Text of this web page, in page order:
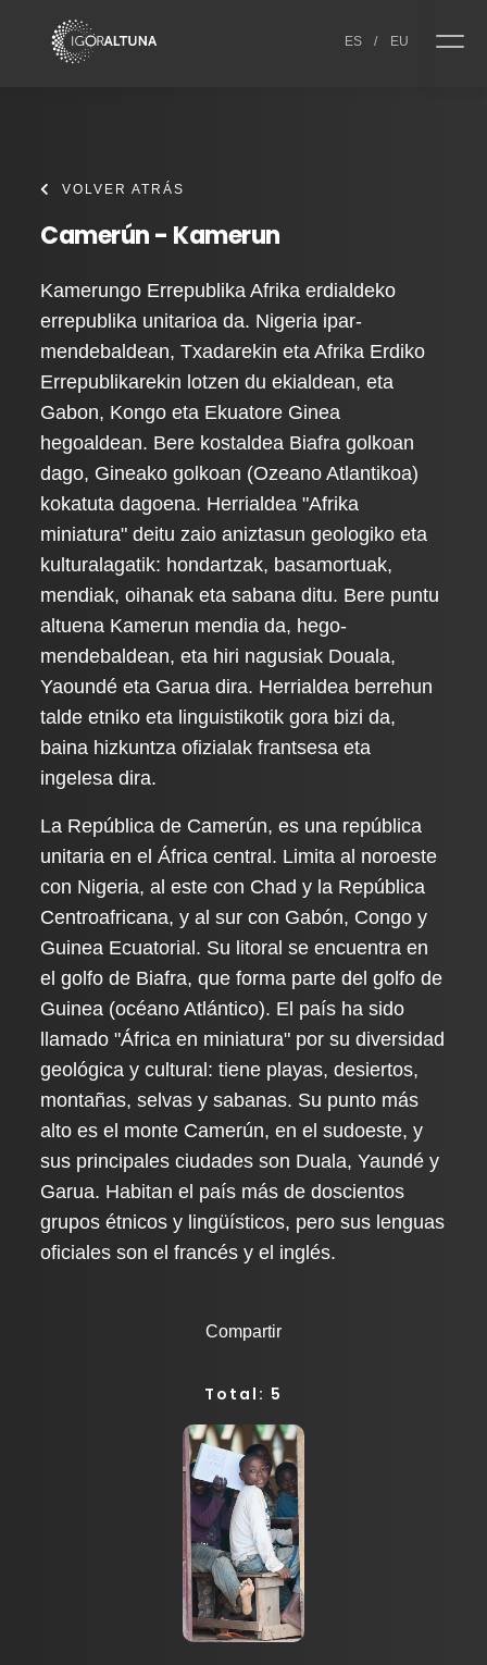
ES / EU
VOLVER ATRÁS
Camerún - Kamerun
Kamerungo Errepublika Afrika erdialdeko
errepublika unitarioa da. Nigeria ipar-
mendebaldean, Txadarekin eta Afrika Erdiko
Errepublikarekin lotzen du ekialdean, eta
Gabon, Kongo eta Ekuatore Ginea
hegoaldean. Bere kostaldea Biafra golkoan
dago, Gineako golkoan (Ozeano Atlantikoa)
kokatuta dagoena. Herrialdea "Afrika
miniatura" deitu zaio aniztasun geologiko eta
kulturalagatik: hondartzak, basamortuak,
mendiak, oihanak eta sabana ditu. Bere puntu
altuena Kamerun mendia da, hego-
mendebaldean, eta hiri nagusiak Douala,
Yaoundé eta Garua dira. Herrialdea berrehun
talde etniko eta linguistikotik gora bizi da,
baina hizkuntza ofizialak frantsesa eta
ingelesa dira.
La República de Camerún, es una república
unitaria en el África central. Limita al noroeste
con Nigeria, al este con Chad y la República
Centroafricana, y al sur con Gabón, Congo y
Guinea Ecuatorial. Su litoral se encuentra en
el golfo de Biafra, que forma parte del golfo de
Guinea (océano Atlántico). El país ha sido
llamado "África en miniatura" por su diversidad
geológica y cultural: tiene playas, desiertos,
montañas, selvas y sabanas. Su punto más
alto es el monte Camerún, en el sudoeste, y
sus principales ciudades son Duala, Yaundé y
Garua. Habitan el país más de doscientos
grupos étnicos y lingüísticos, pero sus lenguas
oficiales son el francés y el inglés.
Compartir
Total: 5